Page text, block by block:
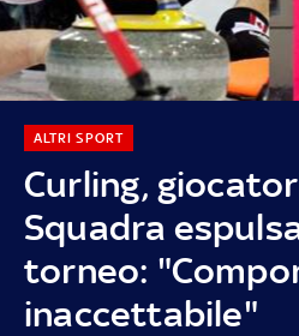
Curling,
Squadra
torneo:
inaccettabile"
ALTRI SPORT